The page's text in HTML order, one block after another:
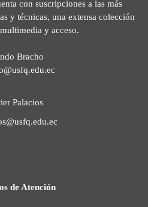
con suscripciones a las más
y técnicas, una extensa colección
y acceso.
Bracho
Palacios
de Atención